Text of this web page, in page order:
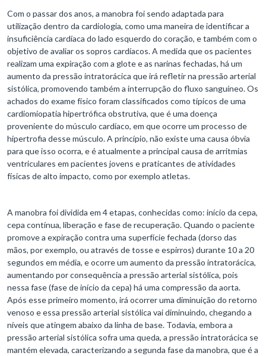
Com o passar dos anos, a manobra foi sendo adaptada para
utilização dentro da cardiologia, como uma maneira de identificar a
insuficiência cardíaca do lado esquerdo do coração, e também com o
objetivo de avaliar os sopros cardíacos. A medida que os pacientes
realizam uma expiração com a glote e as narinas fechadas, há um
aumento da pressão intratorácica que irá refletir na pressão arterial
sistólica, promovendo também a interrupção do fluxo sanguíneo. Os
achados do exame físico foram classificados como típicos de uma
cardiomiopatia hipertrófica obstrutiva, que é uma doença
proveniente do músculo cardíaco, em que ocorre um processo de
hipertrofia desse músculo. A princípio, não existe uma causa óbvia
para que isso ocorra, e é atualmente a principal causa de arritmias
ventriculares em pacientes jovens e praticantes de atividades
físicas de alto impacto, como por exemplo atletas.
A manobra foi dividida em 4 etapas, conhecidas como: início da cepa,
cepa contínua, liberação e fase de recuperação. Quando o paciente
promove a expiração contra uma superfície fechada (dorso das
mãos, por exemplo, ou através de tosse e espirros) durante 10 a 20
segundos em média, e ocorre um aumento da pressão intratorácica,
aumentando por consequência a pressão arterial sistólica, pois
nessa fase (fase de início da cepa) há uma compressão da aorta.
Após esse primeiro momento, irá ocorrer uma diminuição do retorno
venoso e essa pressão arterial sistólica vai diminuindo, chegando a
níveis que atingem abaixo da linha de base. Todavia, embora a
pressão arterial sistólica sofra uma queda, a pressão intratorácica se
mantém elevada, caracterizando a segunda fase da manobra, que é a